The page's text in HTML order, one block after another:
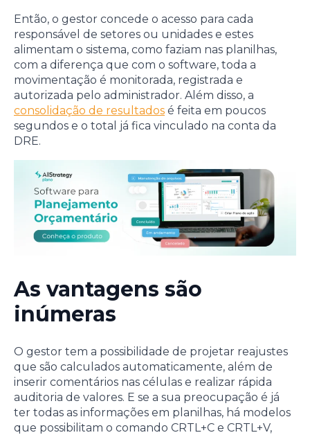
Então, o gestor concede o acesso para cada
responsável de setores ou unidades e estes
alimentam o sistema, como faziam nas planilhas,
com a diferença que com o software, toda a
movimentação é monitorada, registrada e
autorizada pelo administrador. Além disso, a
consolidação de resultados é feita em poucos
segundos e o total já fica vinculado na conta da
DRE.
As vantagens são
inúmeras
O gestor tem a possibilidade de projetar reajustes
que são calculados automaticamente, além de
inserir comentários nas células e realizar rápida
auditoria de valores. E se a sua preocupação é já
ter todas as informações em planilhas, há modelos
que possibilitam o comando CRTL+C e CRTL+V,